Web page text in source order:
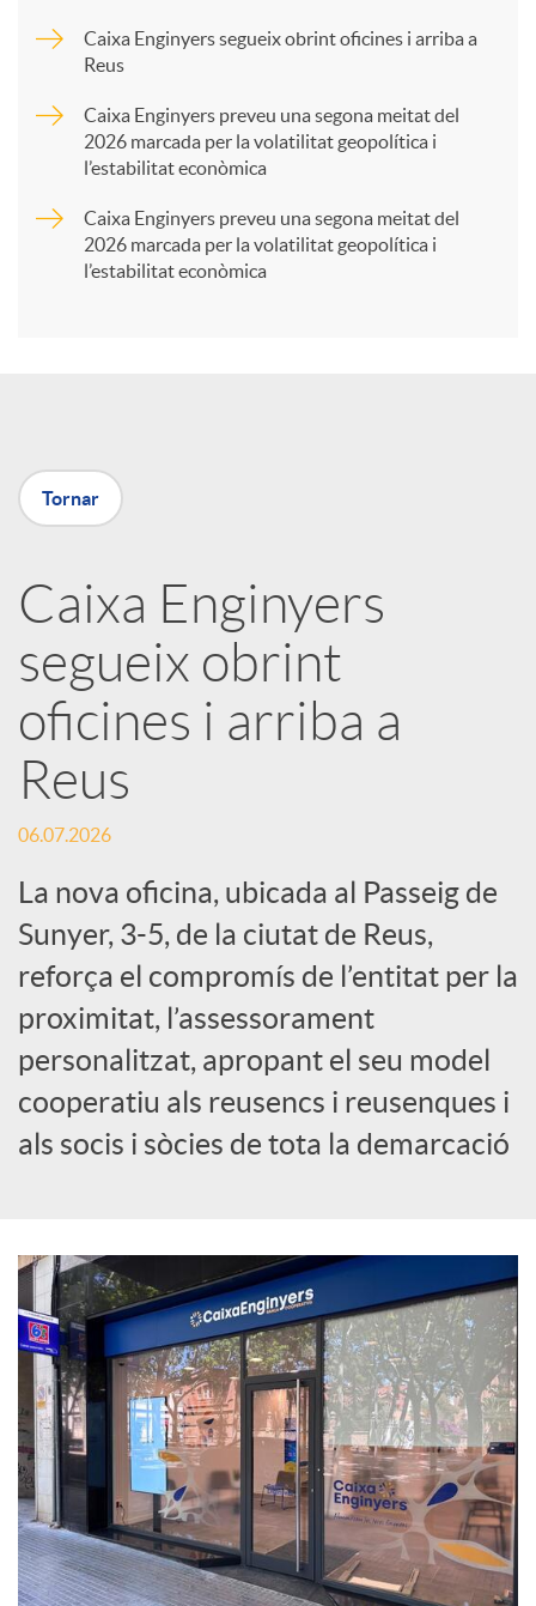
t
X
a
r
x
e
s
S
o
c
a
l
s
Caixa Enginyers segueix obrint oficines i arriba a
Reus
Caixa Enginyers preveu una segona meitat del
2026 marcada per la volatilitat geopolítica i
l’estabilitat econòmica
Caixa Enginyers preveu una segona meitat del
2026 marcada per la volatilitat geopolítica i
l’estabilitat econòmica
Tornar
Caixa Enginyers
segueix obrint
oficines i arriba a
Reus
06.07.2026
La nova oficina, ubicada al Passeig de
Sunyer, 3-5, de la ciutat de Reus,
reforça el compromís de l’entitat per la
proximitat, l’assessorament
personalitzat, apropant el seu model
cooperatiu als reusencs i reusenques i
als socis i sòcies de tota la demarcació